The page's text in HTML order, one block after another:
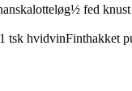
½ fed knust
1 tsk hvidvinFinthakket